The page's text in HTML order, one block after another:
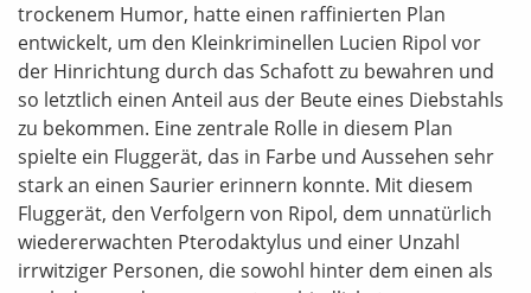
trockenem Humor, hatte einen raffinierten Plan
entwickelt, um den Kleinkriminellen Lucien Ripol vor
der Hinrichtung durch das Schafott zu bewahren und
so letztlich einen Anteil aus der Beute eines Diebstahls
zu bekommen. Eine zentrale Rolle in diesem Plan
spielte ein Fluggerät, das in Farbe und Aussehen sehr
stark an einen Saurier erinnern konnte. Mit diesem
Fluggerät, den Verfolgern von Ripol, dem unnatürlich
wiedererwachten Pterodaktylus und einer Unzahl
irrwitziger Personen, die sowohl hinter dem einen als